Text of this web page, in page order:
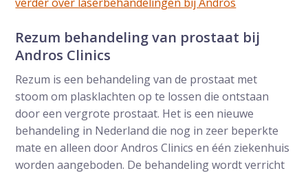
Rezum behandeling van prostaat bij
Andros Clinics
Rezum is een behandeling van de prostaat met
stoom om plasklachten op te lossen die ontstaan
door een vergrote prostaat. Het is een nieuwe
behandeling in Nederland die nog in zeer beperkte
mate en alleen door Andros Clinics en één ziekenhuis
worden aangeboden. De behandeling wordt verricht